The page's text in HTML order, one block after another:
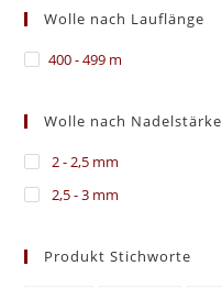
Wolle nach Lauflänge
400 - 499 m
Wolle nach Nadelstärke
2 - 2,5 mm
2,5 - 3 mm
Produkt Stichworte